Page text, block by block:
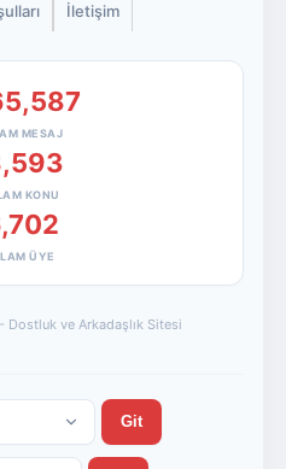
İletişim
MESAJ
KONU
ÜYE
ve Arkadaşlık Sitesi